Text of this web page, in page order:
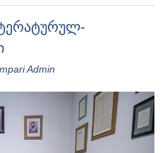
Admin